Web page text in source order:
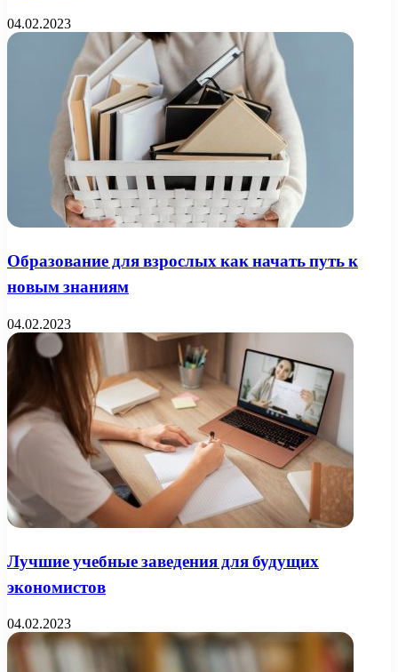
04.02.2023
Образование для взрослых как начать путь к
новым знаниям
04.02.2023
Лучшие учебные заведения для будущих
экономистов
04.02.2023